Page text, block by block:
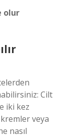
olur
Cilt
iki kez
veya
nasıl